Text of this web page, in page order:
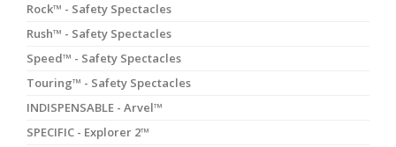
Rock™ - Safety Spectacles
Rush™ - Safety Spectacles
Speed™ - Safety Spectacles
Touring™ - Safety Spectacles
INDISPENSABLE - Arvel™
SPECIFIC - Explorer 2™